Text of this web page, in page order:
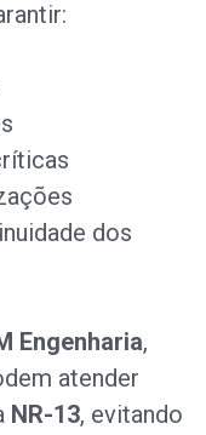
dos
Engenharia,
atender
NR-13, evitando